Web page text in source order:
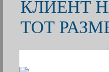
КЛИЕНТ
ТОТ